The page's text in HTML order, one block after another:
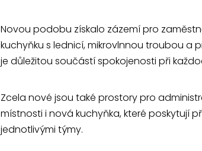
Novou podobu získalo zázemí pro
kuchyňku s lednicí, mikrovlnnou troubou a
je důležitou součástí spokojenosti při
Zcela nové jsou také prostory pro
místnosti i nová kuchyňka, které poskytují
jednotlivými týmy.